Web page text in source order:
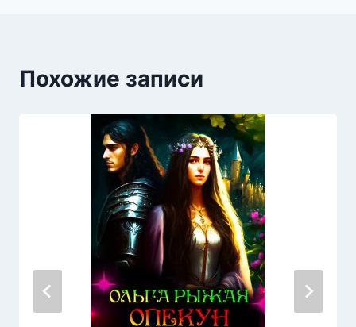
Похожие записи